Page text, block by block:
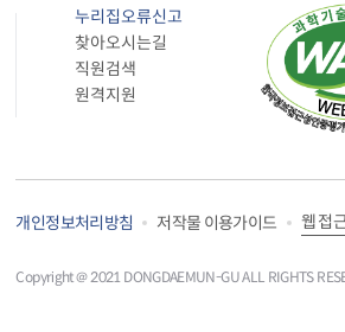
누리집오류신고
찾아오시는길
직원검색
원격지원
개인정보처리방침 저작물 이용가이드 웹 접
Copyright＠ 2021 DONGDAEMUN-GU ALL RIGHTS